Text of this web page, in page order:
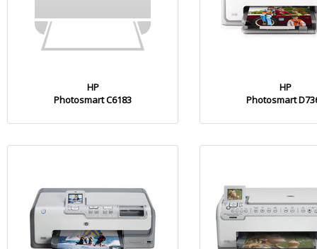
HP
Photosmart C6183
HP
Photosmart